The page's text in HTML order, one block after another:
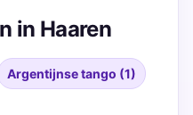
in Haaren
Argentijnse tango (1)